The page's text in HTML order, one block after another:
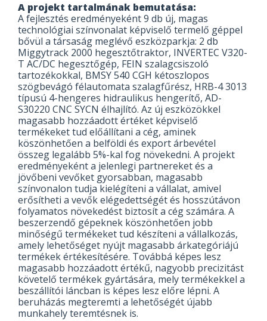
A projekt tartalmának bemutatása:
A fejlesztés eredményeként 9 db új, magas
technológiai színvonalat képviselő termelő géppel
bővül a társaság meglévő eszközparkja: 2 db
Miggytrack 2000 hegesztőtraktor, INVERTEC V320-
T AC/DC hegesztőgép, FEIN szalagcsiszoló
tartozékokkal, BMSY 540 CGH kétoszlopos
szögbevágó félautomata szalagfűrész, HRB-4 3013
típusú 4-hengeres hidraulikus hengerítő, AD-
S30220 CNC SYCN élhajlító. Az új eszközökkel
magasabb hozzáadott értéket képviselő
termékeket tud előállítani a cég, aminek
köszönhetően a belföldi és export árbevétel
összeg legalább 5%-kal fog növekedni. A projekt
eredményeként a jelenlegi partnereket és a
jövőbeni vevőket gyorsabban, magasabb
színvonalon tudja kielégíteni a vállalat, amivel
erősítheti a vevők elégedettségét és hosszútávon
folyamatos növekedést biztosít a cég számára. A
beszerzendő gépeknek köszönhetően jobb
minőségű termékeket tud készíteni a vállalkozás,
amely lehetőséget nyújt magasabb árkategóriájú
termékek értékesítésére. Továbbá képes lesz
magasabb hozzáadott értékű, nagyobb precizitást
követelő termékek gyártására, mely termékekkel a
beszállítói láncban is képes lesz előre lépni. A
beruházás megteremti a lehetőségét újabb
munkahely teremtésnek is.